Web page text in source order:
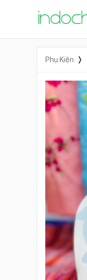
Phụ Kiện